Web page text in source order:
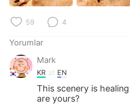
59 4
Yorumlar
Mark
KR EN
This scenery is
are yours?